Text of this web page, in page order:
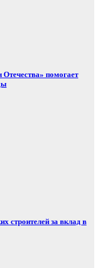
помогает
строителей за вклад в